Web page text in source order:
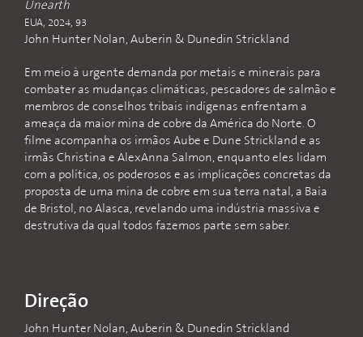
Unearth
EUA, 2024, 93
John Hunter Nolan, Auberin & Dunedin Strickland
Em meio à urgente demanda por metais e minerais para
combater as mudanças climáticas, pescadores de salmão e
membros de conselhos tribais indígenas enfrentam a
ameaça da maior mina de cobre da América do Norte. O
filme acompanha os irmãos Aube e Dune Strickland e as
irmãs Christina e AlexAnna Salmon, enquanto eles lidam
com a política, os poderosos e as implicações concretas da
proposta de uma mina de cobre em sua terra natal, a Baía
de Bristol, no Alasca, revelando uma indústria massiva e
destrutiva da qual todos fazemos parte sem saber.
Direção
John Hunter Nolan, Auberin & Dunedin Strickland